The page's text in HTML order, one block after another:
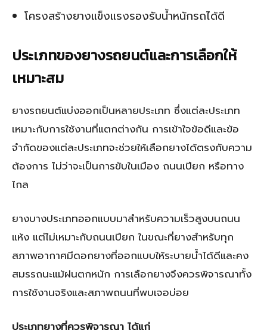
โครงสร้างยางแข็งแรงรองรับน้ำหนักรถได้ดี
ประเภทของยางรถยนต์และการเลือกให้
เหมาะสม
ยางรถยนต์แบ่งออกเป็นหลายประเภท ซึ่งแต่ละประเภท
เหมาะกับการใช้งานที่แตกต่างกัน การเข้าใจข้อดีและข้อ
จำกัดของแต่ละประเภทจะช่วยให้เลือกยางได้ตรงกับความ
ต้องการ ไม่ว่าจะเป็นการขับในเมือง ถนนเปียก หรือทาง
ไกล
ยางบางประเภทออกแบบมาสำหรับความเร็วสูงบนถนน
แห้ง แต่ไม่เหมาะกับถนนเปียก ในขณะที่ยางสำหรับทุก
สภาพอากาศมีดอกยางที่ออกแบบให้ระบายน้ำได้ดีและคง
สมรรถนะแม้ฝนตกหนัก การเลือกยางจึงควรพิจารณาทั้ง
การใช้งานจริงและสภาพถนนที่พบเจอบ่อย
ประเภทยางที่ควรพิจารณา ได้แก่